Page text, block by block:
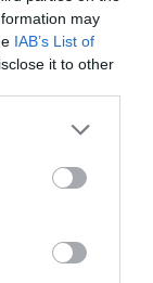
may
IAB’s List of
it to other
more Google
may click to
party tags to
below Google
Γεωργόπουλο
Σύλλογο.